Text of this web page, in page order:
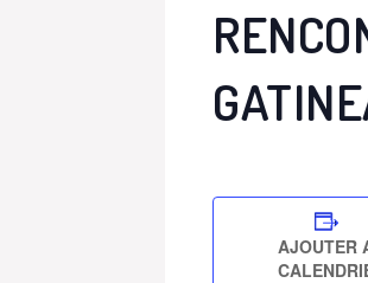
AJOUTER